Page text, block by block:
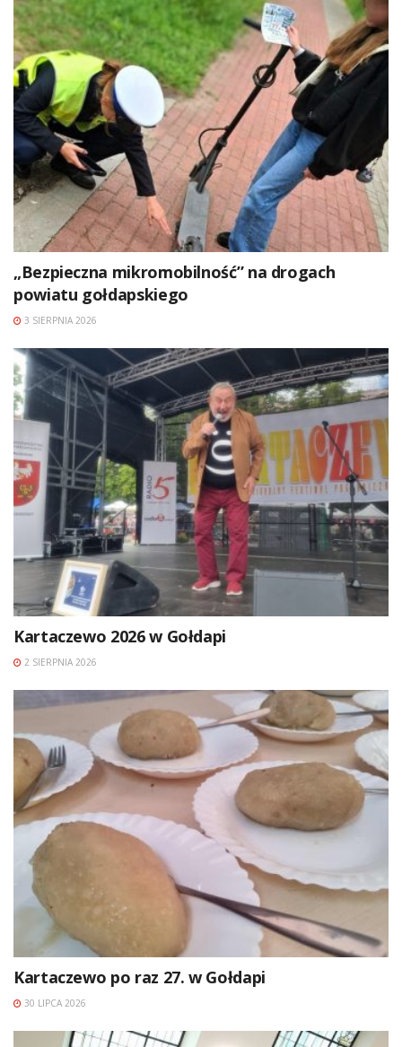
„Bezpieczna mikromobilność” na drogach
powiatu gołdapskiego
3 SIERPNIA 2026
Kartaczewo 2026 w Gołdapi
2 SIERPNIA 2026
Kartaczewo po raz 27. w Gołdapi
30 LIPCA 2026